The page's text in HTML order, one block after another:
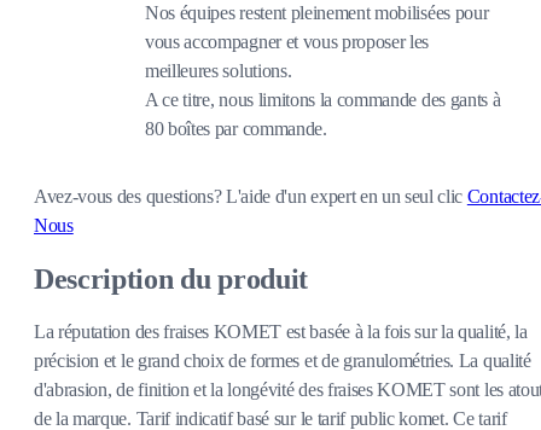
Nos équipes restent pleinement mobilisées pour
vous accompagner et vous proposer les
meilleures solutions.
A ce titre, nous limitons la commande des gants à
80 boîtes par commande.
Avez-vous des questions?L'aide d'un expert en un seul clic
Nous
Description du produit
La réputation des fraises KOMET est basée à la fois sur la qualité, la
précision et le grand choix de formes et de granulométries. La qualité
d'abrasion, de finition et la longévité des fraises KOMET sont les
de la marque. Tarif indicatif basé sur le tarif public komet. Ce tarif